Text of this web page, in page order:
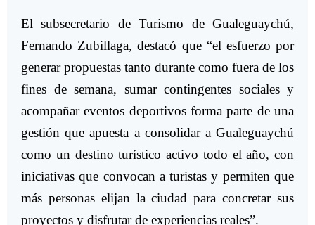
El subsecretario de Turismo de Gualeguaychú,
Fernando Zubillaga, destacó que “el esfuerzo por
generar propuestas tanto durante como fuera de los
fines de semana, sumar contingentes sociales y
acompañar eventos deportivos forma parte de una
gestión que apuesta a consolidar a Gualeguaychú
como un destino turístico activo todo el año, con
iniciativas que convocan a turistas y permiten que
más personas elijan la ciudad para concretar sus
proyectos y disfrutar de experiencias reales”.